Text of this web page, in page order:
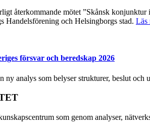
återkommande mötet ”Skånsk
Handelsförening och Helsingborgs stad. Läs
försvar och beredskap 2026
ny analys som belyser strukturer, beslut
som genom analyser,